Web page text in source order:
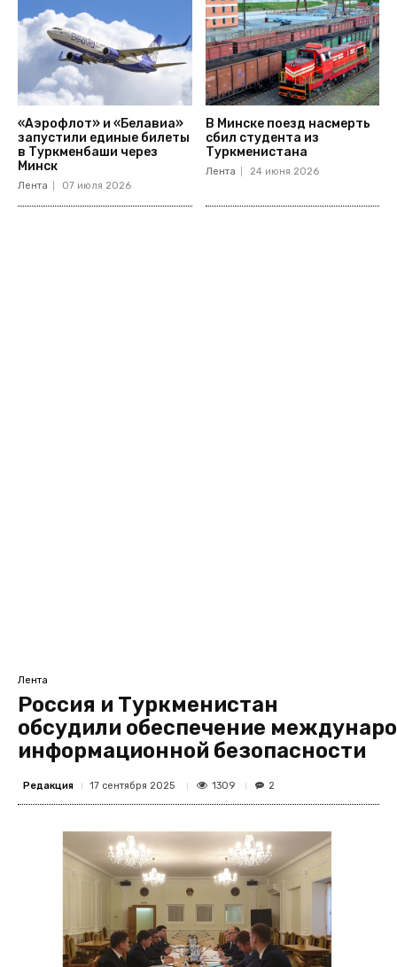
«Аэрофлот» и «Белавиа»
запустили единые билеты
в Туркменбаши через
Минск
Лента 07 июля 2026
В Минске поезд насмерть
сбил студента из
Туркменистана
Лента 24 июня 2026